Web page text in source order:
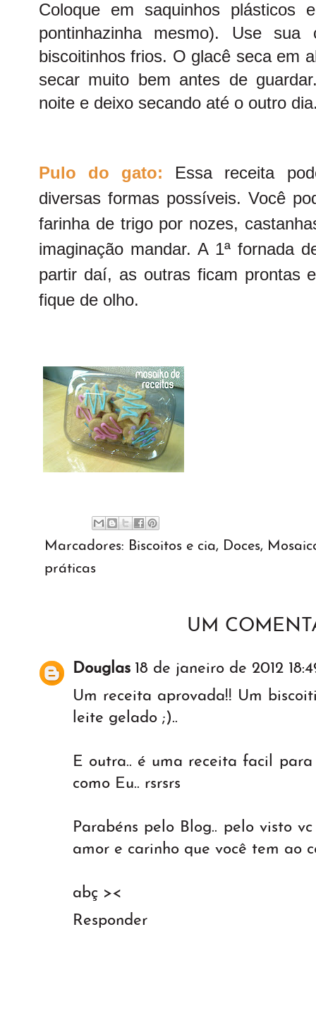
Coloque em saquinhos
pontinhazinha mesmo). Use
biscoitinhos frios. O glacê seca em
secar muito bem antes de
noite e deixo secando até o outro
Pulo do gato: Essa receita
diversas formas possíveis. Você
farinha de trigo por nozes,
imaginação mandar. A 1ª fornada
partir daí, as outras ficam prontas
fique de olho.
Marcadores: Biscoitos e cia, Doces,
práticas
UM
Douglas 18 de janeiro de 2012
Um receita aprovada!! Um
leite gelado ;)..
E outra.. é uma receita facil
como Eu.. rsrsrs
Parabéns pelo Blog.. pelo visto
amor e carinho que você tem ao
abç ><
Responder